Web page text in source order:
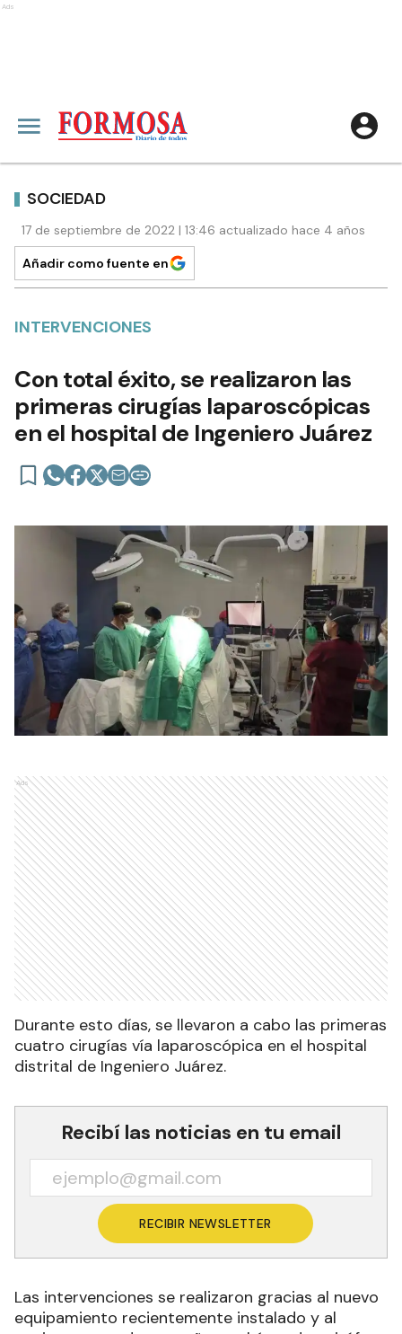
Ads
SOCIEDAD
17 de septiembre de 2022 | 13:46 actualizado hace 4 años
Añadir como fuente en
INTERVENCIONES
Con total éxito, se realizaron las
primeras cirugías laparoscópicas
en el hospital de Ingeniero Juárez
Ads
Durante esto días, se llevaron a cabo las primeras
cuatro cirugías vía laparoscópica en el hospital
distrital de Ingeniero Juárez.
Recibí las noticias en tu email
RECIBIR NEWSLETTER
Las intervenciones se realizaron gracias al nuevo
equipamiento recientemente instalado y al